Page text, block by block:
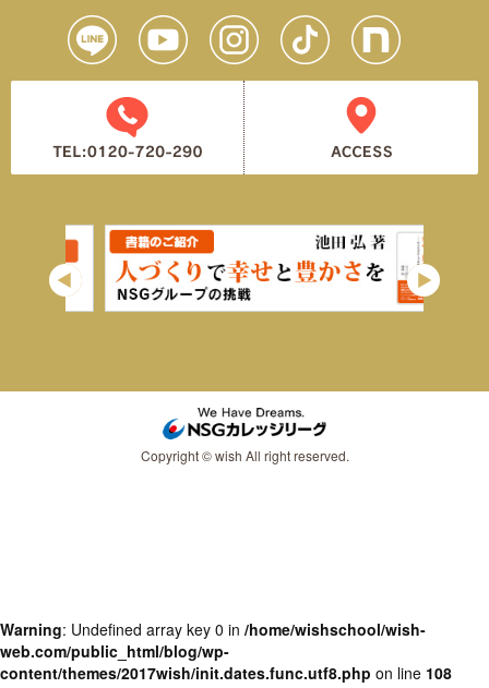
Copyright © wish All right reserved.
Warning: Undefined array key 0 in /home/wishschool/wish-
web.com/public_html/blog/wp-
content/themes/2017wish/init.dates.func.utf8.php on line 108